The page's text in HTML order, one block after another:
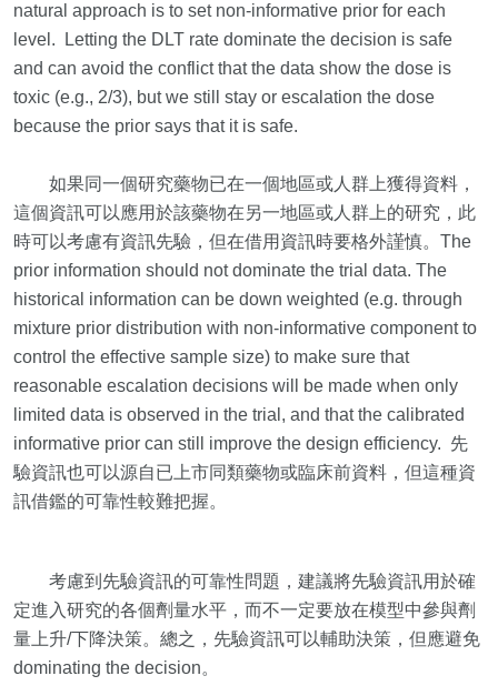
natural approach is to set non-informative prior for each
level. Letting the DLT rate dominate the decision is safe
and can avoid the conflict that the data show the dose is
toxic (e.g., 2/3), but we still stay or escalation the dose
because the prior says that it is safe.
如果同一個研究藥物已在一個地區或人群上獲得資料，
這個資訊可以應用於該藥物在另一地區或人群上的研究，此
時可以考慮有資訊先驗，但在借用資訊時要格外謹慎。The
prior information should not dominate the trial data. The
historical information can be down weighted (e.g. through
mixture prior distribution with non-informative component to
control the effective sample size) to make sure that
reasonable escalation decisions will be made when only
limited data is observed in the trial, and that the calibrated
informative prior can still improve the design efficiency. 先
驗資訊也可以源自已上市同類藥物或臨床前資料，但這種資
訊借鑑的可靠性較難把握。
考慮到先驗資訊的可靠性問題，建議將先驗資訊用於確
定進入研究的各個劑量水平，而不一定要放在模型中參與劑
量上升/下降決策。總之，先驗資訊可以輔助決策，但應避免
dominating the decision。